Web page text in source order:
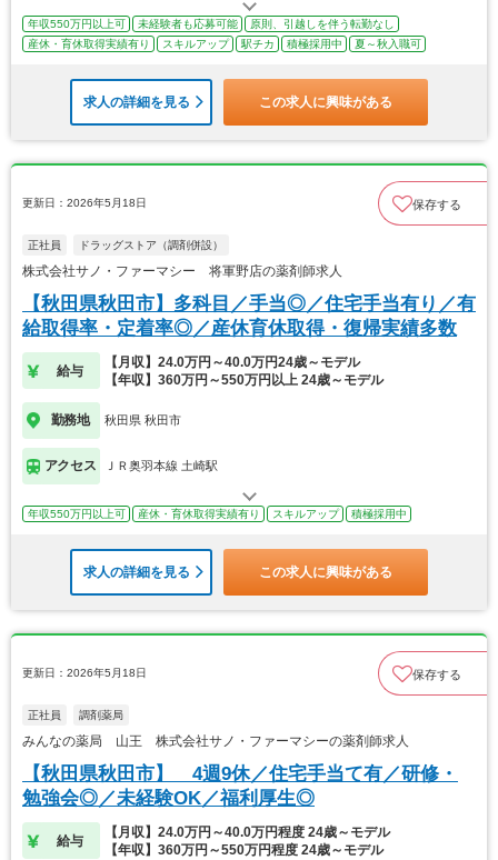
年収550万円以上可 未経験者も応募可能
原則、引越しを伴う転勤なし
産休・育休取得実績有り
スキルアップ 駅チカ 積極採用中 夏～秋入職可
求人の詳細を見る この求人に興味がある
更新日：2026年5月18日 保存する
正社員 ドラッグストア（調剤併設）
株式会社サノ・ファーマシー 将軍野店の薬剤師求人
【秋田県秋田市】多科目／手当◎／住宅手当有り／有
給取得率・定着率◎／産休育休取得・復帰実績多数
給与
【月収】24.0万円～40.0万円24歳～モデル
【年収】360万円～550万円以上 24歳～モデル
勤務地 秋田県 秋田市
アクセス ＪＲ奥羽本線 土崎駅
年収550万円以上可 産休・育休取得実績有り スキルアップ 積極採用中
求人の詳細を見る この求人に興味がある
更新日：2026年5月18日 保存する
正社員 調剤薬局
みんなの薬局 山王 株式会社サノ・ファーマシーの薬剤師求人
【秋田県秋田市】 4週9休／住宅手当て有／研修・
勉強会◎／未経験OK／福利厚生◎
給与
【月収】24.0万円～40.0万円程度 24歳～モデル
【年収】360万円～550万円程度 24歳～モデル